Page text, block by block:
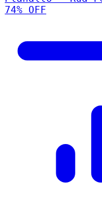
74% OFF